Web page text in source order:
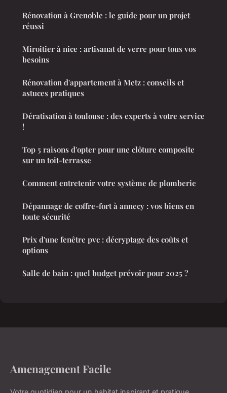
Rénovation à Grenoble : le guide pour un projet
réussi
Miroitier à nice : artisanat de verre pour tous vos
besoins
Rénovation d'appartement à Metz : conseils et
astuces pratiques
Dératisation à toulouse : des experts à votre service
!
Top 5 raisons d'opter pour une clôture composite
sur un toit-terrasse
Comment entretenir votre système de plomberie
Dépannage de coffre-fort à annecy : vos biens en
toute sécurité
Prix d'une fenêtre pvc : décryptage des coûts et
options
Salle de bain : quel budget prévoir pour 2025 ?
Amenagement Facile